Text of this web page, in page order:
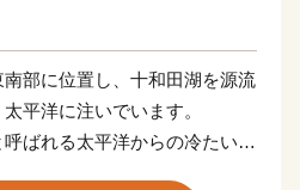
部に位置し、十和田湖を源流
平洋に注いでいます。
ばれる太平洋からの冷たい風